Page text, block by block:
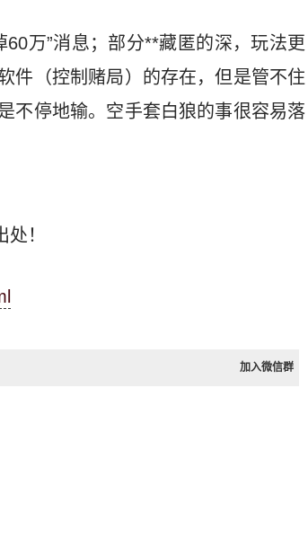
万”消息；部分**藏匿的深，玩法更
件（控制赌局）的存在，但是管不住
不停地输。空手套白狼的事很容易落
！
加入微信群